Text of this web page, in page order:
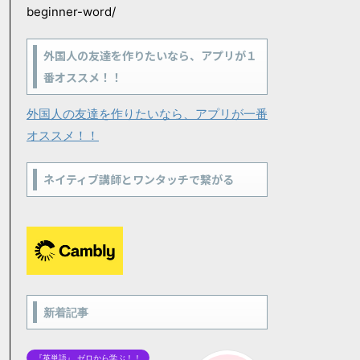
beginner-word/
外国人の友達を作りたいなら、アプリが１
番オススメ！！
外国人の友達を作りたいなら、アプリが一番
オススメ！！
ネイティブ講師とワンタッチで繋がる
新着記事
『英単語』 ゼロから学ぶ！！